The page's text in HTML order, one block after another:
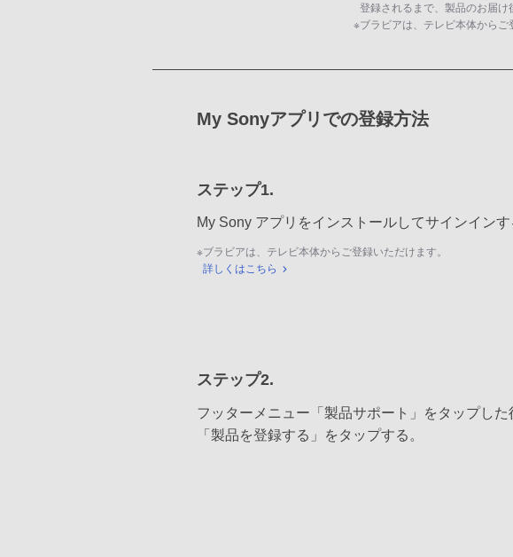
登録されるまで、製品のお届
※ブラビアは、テレビ本体からご
My Sonyアプリでの登録方法
ステップ1.
My Sony アプリをインストールしてサインインす
※ブラビアは、テレビ本体からご登録いただけます。
詳しくはこちら
ステップ2.
フッターメニュー「製品サポート」をタップした
「製品を登録する」をタップする。